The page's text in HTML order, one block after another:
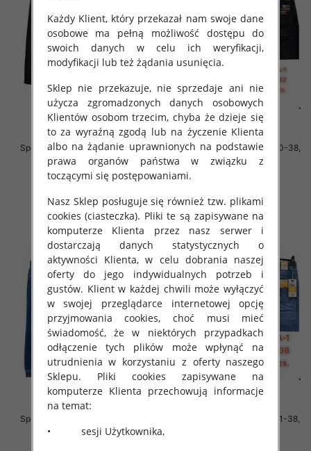
Spodnie męskie jeans Roz 31-40,
1 Kolor .Paczka 10 szt
55.00 zł
szczegóły
Spodnie męskie jeans Roz 30-38,
1 Kolor .Paczka 10 szt
szczegóły
Spodnie męskie jeans Roz 31-38,
1 Kolor .Paczka 10 szt
Spodnie męskie jeans Roz 31-38,
Każdy Klient, który przekazał nam swoje dane
osobowe ma pełną możliwość dostępu do
swoich danych w celu ich weryfikacji,
modyfikacji lub też żądania usunięcia.
Sklep nie przekazuje, nie sprzedaje ani nie
użycza zgromadzonych danych osobowych
Klientów osobom trzecim, chyba że dzieje się
to za wyraźną zgodą lub na życzenie Klienta
albo na żądanie uprawnionych na podstawie
prawa organów państwa w związku z
toczącymi się postępowaniami.
Nasz Sklep posługuje się również tzw. plikami
cookies (ciasteczka). Pliki te są zapisywane na
komputerze Klienta przez nasz serwer i
dostarczają danych statystycznych o
aktywności Klienta, w celu dobrania naszej
oferty do jego indywidualnych potrzeb i
gustów. Klient w każdej chwili może wyłączyć
w swojej przeglądarce internetowej opcję
przyjmowania cookies, choć musi mieć
świadomość, że w niektórych przypadkach
odłączenie tych plików może wpłynąć na
utrudnienia w korzystaniu z oferty naszego
Sklepu. Pliki cookies zapisywane na
komputerze Klienta przechowują informacje
na temat:
• sesji Użytkownika,